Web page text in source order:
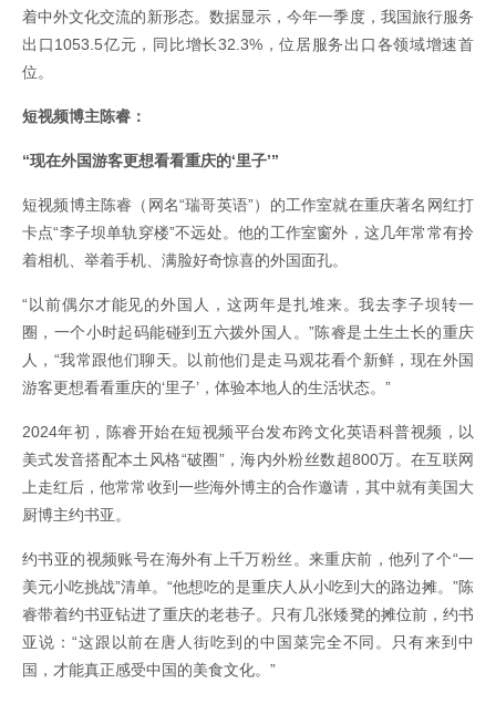
着中外文化交流的新形态。数据显示，今年一季度，我国旅行服务
出口1053.5亿元，同比增长32.3%，位居服务出口各领域增速首
位。
短视频博主陈睿：
“现在外国游客更想看看重庆的‘里子’”
短视频博主陈睿（网名“瑞哥英语”）的工作室就在重庆著名网红打
卡点“李子坝单轨穿楼”不远处。他的工作室窗外，这几年常常有拎
着相机、举着手机、满脸好奇惊喜的外国面孔。
“以前偶尔才能见的外国人，这两年是扎堆来。我去李子坝转一
圈，一个小时起码能碰到五六拨外国人。”陈睿是土生土长的重庆
人，“我常跟他们聊天。以前他们是走马观花看个新鲜，现在外国
游客更想看看重庆的‘里子’，体验本地人的生活状态。”
2024年初，陈睿开始在短视频平台发布跨文化英语科普视频，以
美式发音搭配本土风格“破圈”，海内外粉丝数超800万。在互联网
上走红后，他常常收到一些海外博主的合作邀请，其中就有美国大
厨博主约书亚。
约书亚的视频账号在海外有上千万粉丝。来重庆前，他列了个“一
美元小吃挑战”清单。“他想吃的是重庆人从小吃到大的路边摊。”陈
睿带着约书亚钻进了重庆的老巷子。只有几张矮凳的摊位前，约书
亚说：“这跟以前在唐人街吃到的中国菜完全不同。只有来到中
国，才能真正感受中国的美食文化。”